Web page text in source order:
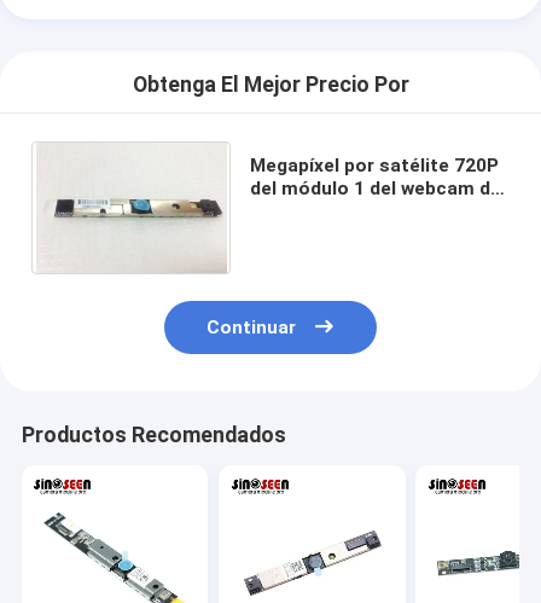
Obtenga El Mejor Precio Por
Megapíxel por satélite 720P
del módulo 1 del webcam del
Continuar
Productos Recomendados